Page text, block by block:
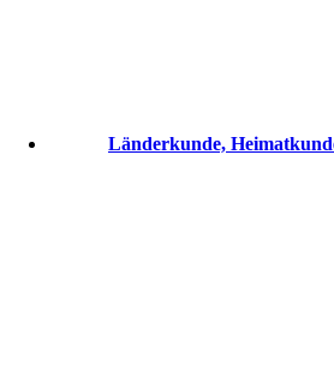
Länderkunde,